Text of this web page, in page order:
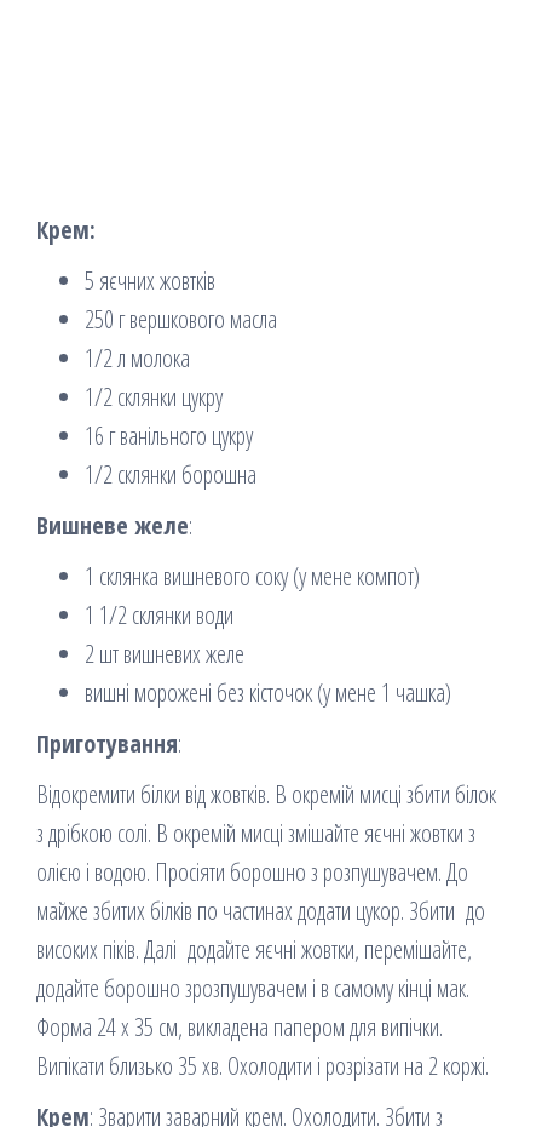
Крем:
5 яєчних жовтків
250 г вершкового масла
1/2 л молока
1/2 склянки цукру
16 г ванільного цукру
1/2 склянки борошна
Вишневе желе:
1 склянка вишневого соку (у мене компот)
1 1/2 склянки води
2 шт вишневих желе
вишні морожені без кісточок (у мене 1 чашка)
Приготування:
Відокремити білки від жовтків. В окремій мисці збити білок
з дрібкою солі. В окремій мисці змішайте яєчні жовтки з
олією і водою. Просіяти борошно з розпушувачем. До
майже збитих білків по частинах додати цукор. Збити до
високих піків. Далі додайте яєчні жовтки, перемішайте,
додайте борошно зрозпушувачем і в самому кінці мак.
Форма 24 х 35 см, викладена папером для випічки.
Випікати близько 35 хв. Охолодити і розрізати на 2 коржі.
Крем: Зварити заварний крем. Охолодити. Збити з